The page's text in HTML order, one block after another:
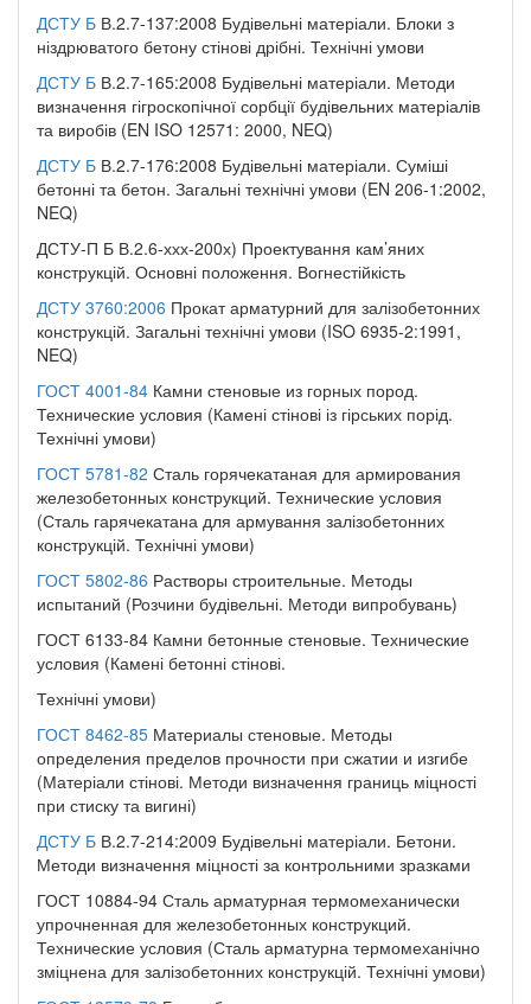
ДСТУ Б В.2.7-137:2008 Будівельні матеріали. Блоки з
ніздрюватого бетону стінові дрібні. Технічні умови
ДСТУ Б В.2.7-165:2008 Будівельні матеріали. Методи
визначення гігроскопічної сорбції будівельних матеріалів
та виробів (EN ISO 12571: 2000, NEQ)
ДСТУ Б В.2.7-176:2008 Будівельні матеріали. Суміші
бетонні та бетон. Загальні технічні умови (EN 206-1:2002,
NEQ)
ДСТУ-П Б В.2.6-ххх-200х) Проектування кам’яних
конструкцій. Основні положення. Вогнестійкість
ДСТУ 3760:2006 Прокат арматурний для залізобетонних
конструкцій. Загальні технічні умови (ISO 6935-2:1991,
NEQ)
ГОСТ 4001-84 Камни стеновые из горных пород.
Технические условия (Камені стінові із гірських порід.
Технічні умови)
ГОСТ 5781-82 Сталь горячекатаная для армирования
железобетонных конструкций. Технические условия
(Сталь гарячекатана для армування залізобетонних
конструкцій. Технічні умови)
ГОСТ 5802-86 Растворы строительные. Методы
испытаний (Розчини будівельні. Методи випробувань)
ГОСТ 6133-84 Камни бетонные стеновые. Технические
условия (Камені бетонні стінові.
Технічні умови)
ГОСТ 8462-85 Материалы стеновые. Методы
определения пределов прочности при сжатии и изгибе
(Матеріали стінові. Методи визначення границь міцності
при стиску та вигині)
ДСТУ Б В.2.7-214:2009 Будівельні матеріали. Бетони.
Методи визначення міцності за контрольними зразками
ГОСТ 10884-94 Сталь арматурная термомеханически
упрочненная для железобетонных конструкций.
Технические условия (Сталь арматурна термомеханічно
зміцнена для залізобетонних конструкцій. Технічні умови)